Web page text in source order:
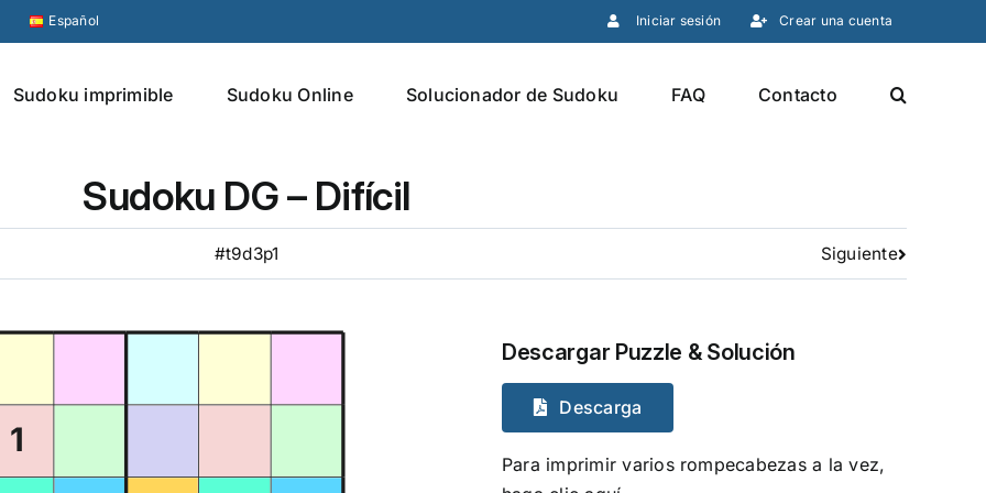
Español Iniciar sesión Crear una cuenta
Sudoku imprimible Sudoku Online Solucionador de Sudoku FAQ Contacto
Sudoku DG – Difícil
#t9d3p1 Siguiente
1
Descargar Puzzle & Solución
Descarga
Para imprimir varios rompecabezas a la vez,